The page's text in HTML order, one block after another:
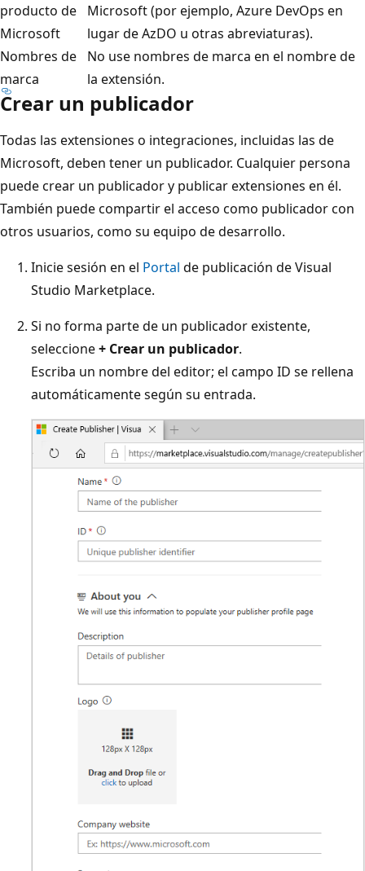
producto de
Microsoft
Microsoft (por ejemplo, Azure DevOps en
lugar de AzDO u otras abreviaturas).
Nombres de
marca
No use nombres de marca en el nombre de
la extensión.
Crear un publicador
Todas las extensiones o integraciones, incluidas las de
Microsoft, deben tener un publicador. Cualquier persona
puede crear un publicador y publicar extensiones en él.
También puede compartir el acceso como publicador con
otros usuarios, como su equipo de desarrollo.
Inicie sesión en el Portal de publicación de Visual
Studio Marketplace.
Si no forma parte de un publicador existente,
seleccione+ Crear un publicador.
Escriba un nombre del editor; el campo ID se rellena
automáticamente según su entrada.